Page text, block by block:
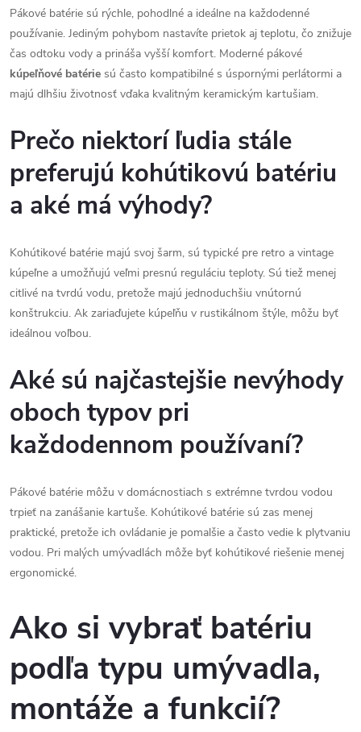
Pákové batérie sú rýchle, pohodlné a ideálne na každodenné
používanie. Jediným pohybom nastavíte prietok aj teplotu, čo znižuje
čas odtoku vody a prináša vyšší komfort. Moderné pákové
kúpeľňové batérie sú často kompatibilné s úspornými perlátormi a
majú dlhšiu životnosť vďaka kvalitným keramickým kartušiam.
Prečo niektorí ľudia stále
preferujú kohútikovú batériu
a aké má výhody?
Kohútikové batérie majú svoj šarm, sú typické pre retro a vintage
kúpeľne a umožňujú veľmi presnú reguláciu teploty. Sú tiež menej
citlivé na tvrdú vodu, pretože majú jednoduchšiu vnútornú
konštrukciu. Ak zariaďujete kúpeľňu v rustikálnom štýle, môžu byť
ideálnou voľbou.
Aké sú najčastejšie nevýhody
oboch typov pri
každodennom používaní?
Pákové batérie môžu v domácnostiach s extrémne tvrdou vodou
trpieť na zanášanie kartuše. Kohútikové batérie sú zas menej
praktické, pretože ich ovládanie je pomalšie a často vedie k plytvaniu
vodou. Pri malých umývadlách môže byť kohútikové riešenie menej
ergonomické.
Ako si vybrať batériu
podľa typu umývadla,
montáže a funkcií?